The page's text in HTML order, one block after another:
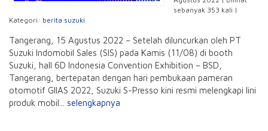
sebanyak 353 kali |
Kategori: berita suzuki
Tangerang, 15 Agustus 2022 – Setelah diluncurkan oleh PT
Suzuki Indomobil Sales (SIS) pada Kamis (11/08) di booth
Suzuki, hall 6D Indonesia Convention Exhibition – BSD,
Tangerang, bertepatan dengan hari pembukaan pameran
otomotif GIIAS 2022, Suzuki S-Presso kini resmi melengkapi lini
produk mobil... selengkapnya